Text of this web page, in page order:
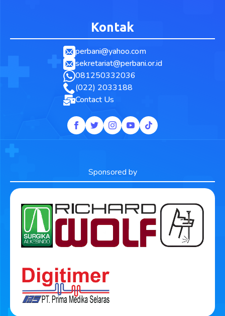
Kontak
perbani@yahoo.com
sekretariat@perbani.or.id
081250332036
(022) 2033188
Contact Us
Sponsored by